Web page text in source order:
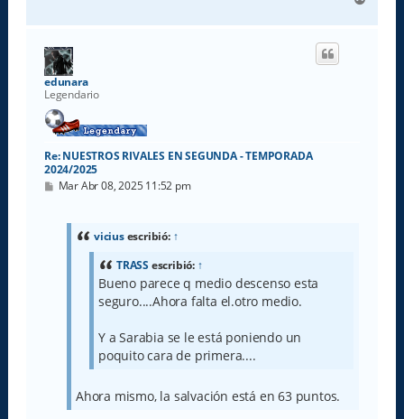
r
edunara
Legendario
Re: NUESTROS RIVALES EN SEGUNDA - TEMPORADA
2024/2025
M
Mar Abr 08, 2025 11:52 pm
viciusescribió: ↑
TRASS escribió: ↑
Bueno parece q medio descenso esta
seguro....Ahora falta el.otro medio.
Y a Sarabia se le está poniendo un
poquito cara de primera....
Ahora mismo, la salvación está en 63 puntos.